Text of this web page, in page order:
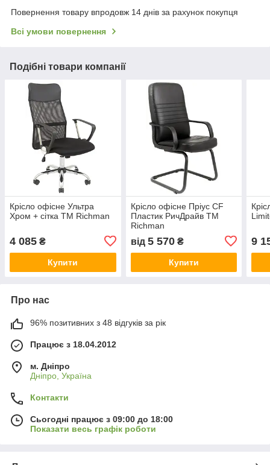
Повернення товару впродовж 14 днів за рахунок покупця
Всі умови повернення
Подібні товари компанії
Крісло офісне Ультра
Хром + сітка ТМ Richman
4 085 ₴
Купити
Крісло офісне Пріус CF
Пластик РичДрайв ТМ
Richman
від 5 570₴
Купити
9
Про нас
96% позитивних з 48 відгуків за рік
Працює з 18.04.2012
м. Дніпро
Дніпро, Україна
Контакти
Сьогодні працює з 09:00 до 18:00
Показати весь графік роботи